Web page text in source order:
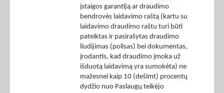
įstaigos garantiją ar draudimo
bendrovės laidavimo raštą (kartu su
laidavimo draudimo raštu turi būti
pateiktas ir pasirašytas draudimo
liudijimas (polisas) bei dokumentas,
įrodantis, kad draudimo įmoka už
išduotą laidavimą yra sumokėta) ne
mažesnei kaip 10 (dešimt) procentų
dydžio nuo Paslaugų teikėjo